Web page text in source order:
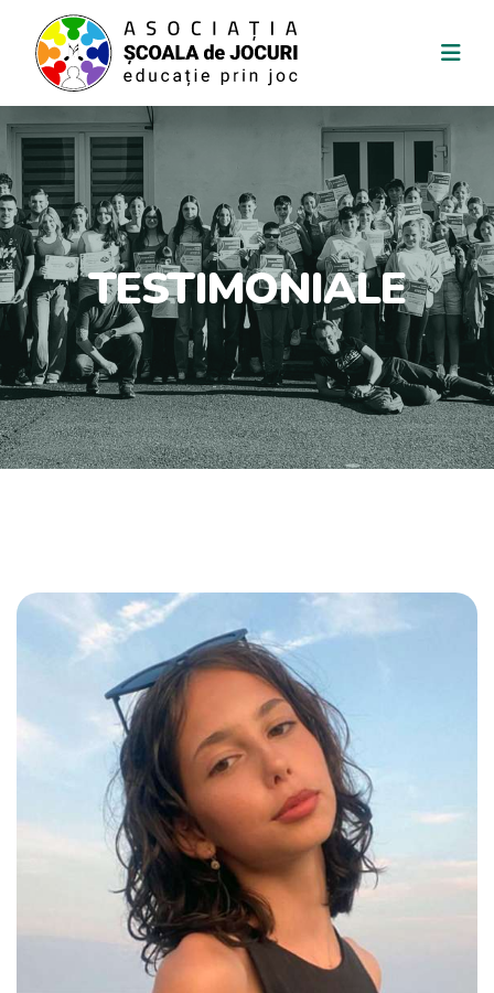
Preferințe cookie-uri ✕
✅Cookie-uri necesare
Esențiale pentru funcționarea site-ului: sesiuni,
securitate, preferințe de bază. Nu pot fi
dezactivate.
📊Cookie-uri de analiză
Ne ajută să înțelegem cum este folosit site-ul
(Google Analytics, Statcounter). Datele sunt
anonimizate.
Respinge opționale
Salvează preferințele
TESTIMONIALE